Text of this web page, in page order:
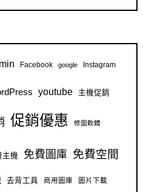
Facebook google Instagram
youtube 主機促銷
促銷優惠 修圖軟體
主機 免費圖庫 免費空間
去背工具 商用圖庫 圖片下載